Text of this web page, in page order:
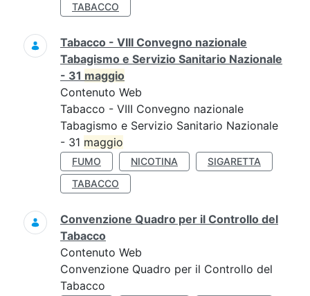
TABACCO
Tabacco - VIII Convegno nazionale
Tabagismo e Servizio Sanitario Nazionale
- 31 maggio
Contenuto Web
Tabacco - VIII Convegno nazionale
Tabagismo e Servizio Sanitario Nazionale
- 31 maggio
FUMO NICOTINA
SIGARETTA
TABACCO
Convenzione Quadro per il Controllo del
Tabacco
Contenuto Web
Convenzione Quadro per il Controllo del
Tabacco